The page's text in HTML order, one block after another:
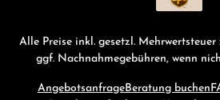
Alle Preise inkl. gesetzl. Mehrwertsteuer
ggf. Nachnahmegebühren, wenn
AngebotsanfrageBeratung buchen